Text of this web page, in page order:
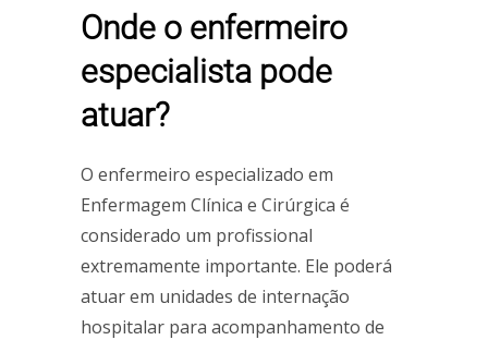
Onde o enfermeiro
especialista pode
atuar?
O enfermeiro especializado em
Enfermagem Clínica e Cirúrgica é
considerado um profissional
extremamente importante. Ele poderá
atuar em unidades de internação
hospitalar para acompanhamento de